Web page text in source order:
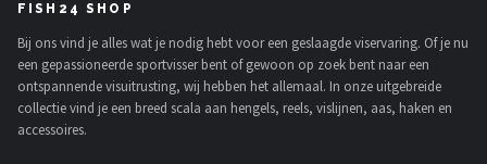
FISH24 SHOP
Bij ons vind je alles wat je nodig hebt voor een geslaagde viservaring. Of je nu
een gepassioneerde sportvisser bent of gewoon op zoek bent naar een
ontspannende visuitrusting, wij hebben het allemaal. In onze uitgebreide
collectie vind je een breed scala aan hengels, reels, vislijnen, aas, haken en
accessoires.